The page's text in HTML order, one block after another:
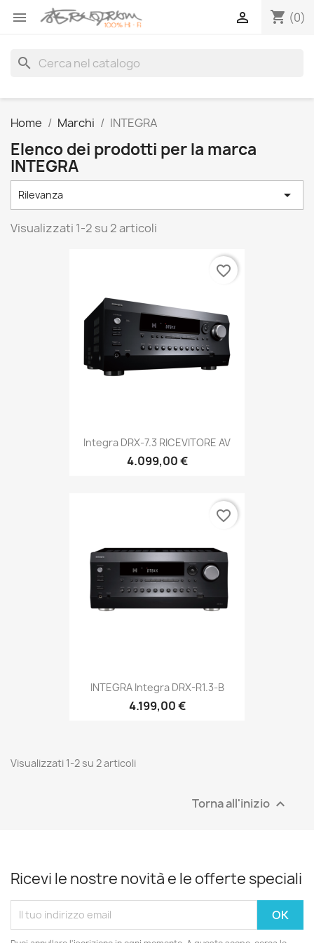
 shopping_cart (0)

search
Home Marchi INTEGRA
Elenco dei prodotti per la marca
INTEGRA
Rilevanza 
Visualizzati 1-2 su 2 articoli
Integra DRX-7.3 RICEVITORE AV
4.099,00 €
favorite_border
INTEGRA Integra DRX-R1.3-B
4.199,00 €
favorite_border
Visualizzati 1-2 su 2 articoli
Torna all'inizio 
Ricevi le nostre novità e le offerte speciali